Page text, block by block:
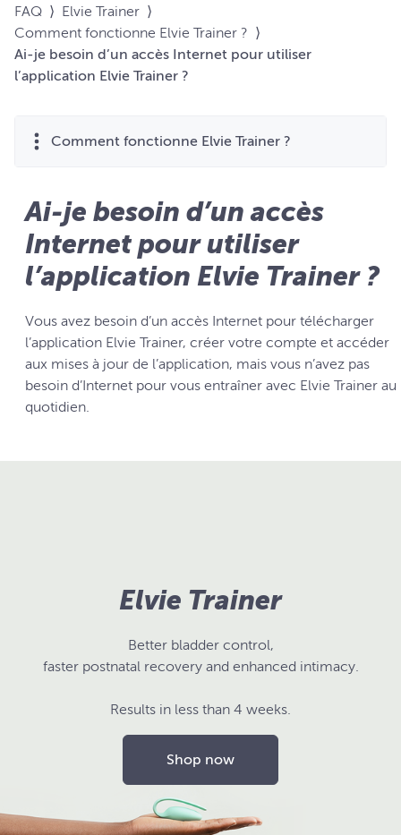
FAQ ⟩ Elvie Trainer ⟩
Comment fonctionne Elvie Trainer ? ⟩
Ai-je besoin d’un accès Internet pour utiliser
l’application Elvie Trainer ?
Comment fonctionne Elvie Trainer ?
Ai-je besoin d’un accès
Internet pour utiliser
l’application Elvie Trainer ?
Vous avez besoin d’un accès Internet pour télécharger
l’application Elvie Trainer, créer votre compte et accéder
aux mises à jour de l’application, mais vous n’avez pas
besoin d’Internet pour vous entraîner avec Elvie Trainer au
quotidien.
Elvie Trainer
Better bladder control,
faster postnatal recovery and enhanced intimacy.
Results in less than 4 weeks.
Shop now